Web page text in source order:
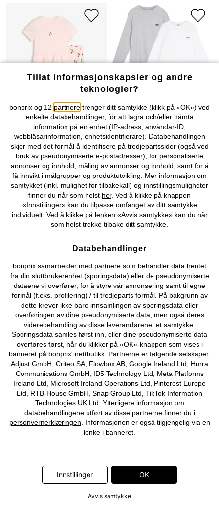
Topp og utsvingt leggings (2-
delt sett)
269 kr
Pyjamas med myk økologisk
bomull (4-delt sett)
309 kr
Jerseybukse med struktur
249 kr
Loose Fit-jeans med regulerbar
linning, Straight
Tillat informasjonskapsler og andre
teknologier?
bonprix og 12 partnere trenger ditt samtykke (klikk på «OK») ved
enkelte databehandlinger, för att lagra och/eller hämta
information på en enhet (IP-adress, användar-ID,
webbläsarinformation, enhetsidentifierare). Databehandlingen
skjer med det formål å identifisere på tredjepartssider (også ved
bruk av pseudonymiserte e-postadresser), for personaliserte
annonser og innhold, måling av annonser og innhold, samt for å
få innsikt i målgrupper og produktutvikling. Mer informasjon om
samtykket (inkl. mulighet for tilbakekall) og innstillingsmuligheter
finner du når som helst her. Ved å klikke på knappen
«Innstillinger» kan du tilpasse omfanget av ditt samtykke
individuelt. Ved å klikke på lenken «Avvis samtykke» kan du når
som helst trekke tilbake ditt samtykke.
Databehandlinger
bonprix samarbeider med partnere som behandler data hentet
fra din sluttbrukerenhet (sporingsdata) eller de pseudonymiserte
dataene vi overfører, for å styre vår annonsering samt til egne
formål (f.eks. profilering) / til tredjeparts formål. På bakgrunn av
dette krever ikke bare innsamlingen av sporingsdata eller
overføringen av dine pseudonymiserte data, men også deres
viderebehandling av disse leverandørene, et samtykke.
Sporingsdata samles først inn, eller dine pseudonymiserte data
overføres først, når du klikker på «OK»-knappen som vises i
banneret på bonprix' nettbutikk. Partnerne er følgende selskaper:
Adjust GmbH, Criteo SA, Flowbox AB, Google Ireland Ltd, Hurra
Communications GmbH, ID5 Technology Ltd, Meta Platforms
Ireland Ltd, Microsoft Ireland Operations Ltd, Pinterest Europe
Ltd, RTB-House GmbH, Snap Group Ltd, TikTok Information
Technologies UK Ltd. Ytterligere informasjon om
databehandlingene utført av disse partnerne finner du i
personvernerklæringen . Informasjonen er også tilgjengelig via en
lenke i banneret.
Innstillinger OK
Avvis samtykke